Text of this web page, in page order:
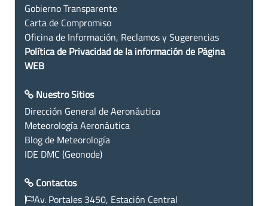
Gobierno Transparente
Carta de Compromiso
Oficina de Información, Reclamos y Sugerencias
Política de Privacidad de la información de Página
WEB
Nuestro Sitios
Dirección General de Aeronáutica
Meteorología Aeronáutica
Blog de Meteorología
IDE DMC (Geonode)
Contactos
Av. Portales 3450, Estación Central